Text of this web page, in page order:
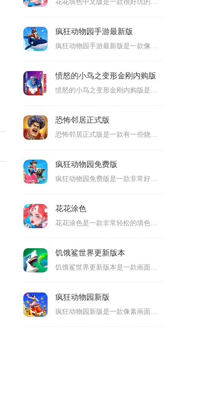
花花填色中文版是一款很好玩的养成类模拟游戏，玩家可以在上面体验到精美的卡通画面，和精彩的填色挑战，拥有非常多的关卡能够挑战，包含了各种图片，从简单的图片到复杂的图片应有尽有，玩家要根据图片上面的数字区域选择颜色来进行颜色搭配，适合很多玩家游玩。
疯狂动物园手游最新版
疯狂动物园手游最新版是一款像素画面的趣味手游，玩家可以使用角色来进行跑酷挑战和经营模拟，有非常多的内容可以体验，通过跑酷来获得各种动物，有一百多种动物能够找到，还有非常珍贵的稀有动物会出现，出现概率比较低，玩家要把握每次机会来得到，将动物放置到动物园里面，可玩性高。
愤怒的小鸟之变形金刚内购版
愤怒的小鸟之变形金刚内购版是一款很好玩的横版闯关类益智游戏，通过抛射小鸟来进行攻击，有很多小鸟可以进行挑战，完成目标就可以进入下一个关卡了，每个关卡玩家会遇到的挑战都是不同的，玩家要使用不同的小鸟来挑战，成功过关解锁下一个关卡，适合很多玩家游玩。
恐怖邻居正式版
恐怖邻居正式版是一款有一些烧脑的解密类手机游戏，结合了整蛊和密室等很多的游戏元素，玩家要操作主角进入到邻居的家里面，在邻居的家里面完成各种任务，每个任务的完成步骤都是不同的，达成任务就可以解锁后面的内容，通过第一视角来游玩，代入感非常强，可玩性高。
疯狂动物园免费版
疯狂动物园免费版是一款非常好玩的经营模拟类手机游戏，采用像素风格的游戏画面，玩家可以操作主角来进行动物园经营以及跑酷挑战，打造一个高级的动物园，获得各种动物放置到自己的动物园里面，除了普通的动物之外，还有很多珍惜的动物可以获得，提升动物园的人气，可玩性高。
花花涂色
花花涂色是一款非常轻松的填色类休闲游戏，玩家可以获得很多的乐趣。通过选择颜色来填色，在图画的全部数字范围里面填色，自由选择颜色来进行搭配，打造精美的图画，有比较多可以填色的地方，玩家在填色的时候还能够参考其他人的作品，适合很多玩家游玩，可玩性高。
饥饿鲨世界更新版本
饥饿鲨世界更新版本是一款画面很精美的生存冒险类游戏，以海底生存为主要的内容，玩家可以操作鲨鱼来进行战斗，不断吞噬其他的生物来获得经验值，经验值满了就可以升级，升级之后将会解锁新的能力，同时题型也变得更加巨大，在不同的地图可以遇到很多不同种类的生物，可玩性高。
疯狂动物园新版
疯狂动物园新版是一款像素画面的动物园模拟和跑酷挑战类的休闲游戏，拥有轻松欢乐的内容，玩家可以在上面经营自己的动物园，通过布置来打造高端的动物园，然后通过跑酷挑战来捕捉各种动物，将得到的动物放置到自己的动物园里面，开放动物园游览就可以转到很多的金币，可玩性高。